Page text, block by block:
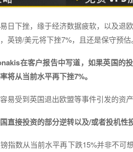
日下挫，缘于经济数据疲软，以及退
镑/美元将下挫7%，且还是保守预估。
在客户报告中写道，如果英国的
将从当前水平再下挫7%。
受到英国退出欧盟等事件引发的资
直接投资的部分逆转以及/或者投机性
指数从当前水平再下跌15%并非不可